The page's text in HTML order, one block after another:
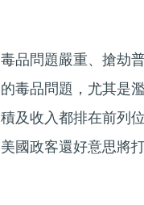
毒品問題嚴重、搶劫
的毒品問題，尤其是
積及收入都排在前列
美國政客還好意思將